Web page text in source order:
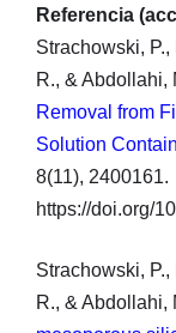
Referencia
Strachowski,
R., & Abdollahi,
Removal from
Solution
8(11), 2400161.
https://doi.org/
Strachowski,
R., & Abdollahi,